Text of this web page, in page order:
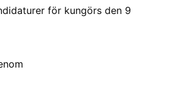
för kungörs den 9